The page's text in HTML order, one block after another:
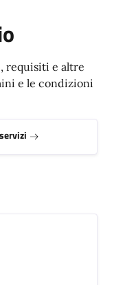
requisiti e altre
e le condizioni